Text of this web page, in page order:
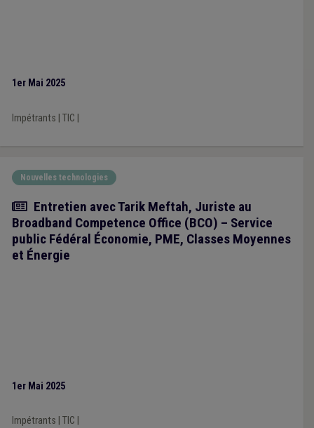
1er Mai 2025
Impétrants TIC
Nouvelles technologies
Article
Entretien avec Tarik Meftah, Juriste au
Broadband Competence Office (BCO) – Service
public Fédéral Économie, PME, Classes Moyennes
et Énergie
1er Mai 2025
Impétrants TIC